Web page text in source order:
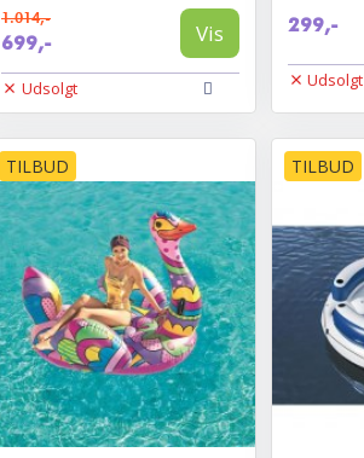
1.014,-
699,- Vis
Udsolgt
299,-
Udsolgt
TILBUD TILBUD